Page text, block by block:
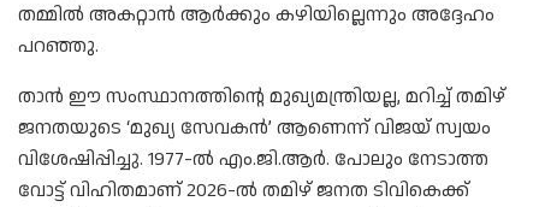
തമ്മിൽ അകറ്റാൻ ആർക്കും കഴിയില്ലെന്നും അദ്ദേഹം
പറഞ്ഞു.
താൻ ഈ സംസ്ഥാനത്തിന്റെ മുഖ്യമന്ത്രിയല്ല, മറിച്ച് തമിഴ്
ജനതയുടെ ‘മുഖ്യ സേവകൻ’ ആണെന്ന് വിജയ് സ്വയം
വിശേഷിപ്പിച്ചു. 1977-ൽ എം.ജി.ആർ. പോലും നേടാത്ത
വോട്ട് വിഹിതമാണ് 2026-ൽ തമിഴ് ജനത ടിവികെക്ക്